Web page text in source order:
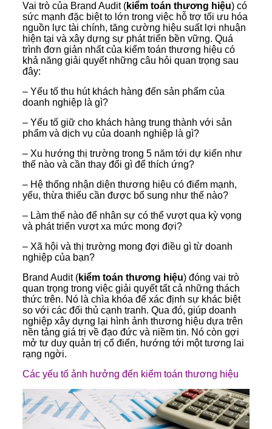
Vai trò của Brand Audit (kiểm toán thương hiệu) có
sức mạnh đặc biệt to lớn trong việc hỗ trợ tối ưu hóa
nguồn lực tài chính, tăng cường hiệu suất lợi nhuận
hiện tại và xây dựng sự phát triển bền vững. Quá
trình đơn giản nhất của kiểm toán thương hiệu có
khả năng giải quyết những câu hỏi quan trọng sau
đây:
– Yếu tố thu hút khách hàng đến sản phẩm của
doanh nghiệp là gì?
– Yếu tố giữ cho khách hàng trung thành với sản
phẩm và dịch vụ của doanh nghiệp là gì?
– Xu hướng thị trường trong 5 năm tới dự kiến như
thế nào và cần thay đổi gì để thích ứng?
– Hệ thống nhận diện thương hiệu có điểm mạnh,
yếu, thừa thiếu cần được bổ sung như thế nào?
– Làm thế nào để nhân sự có thể vượt qua kỳ vọng
và phát triển vượt xa mức mong đợi?
– Xã hội và thị trường mong đợi điều gì từ doanh
nghiệp của bạn?
Brand Audit (kiểm toán thương hiệu) đóng vai trò
quan trọng trong việc giải quyết tất cả những thách
thức trên. Nó là chìa khóa để xác định sự khác biệt
so với các đối thủ cạnh tranh. Qua đó, giúp doanh
nghiệp xây dựng lại hình ảnh thương hiệu dựa trên
nền tảng giá trị về đạo đức và niềm tin. Nó còn gợi
mở tư duy quản trị cổ điển, hướng tới một tương lai
rạng ngời.
Các yếu tố ảnh hưởng đến kiểm toán thương hiệu